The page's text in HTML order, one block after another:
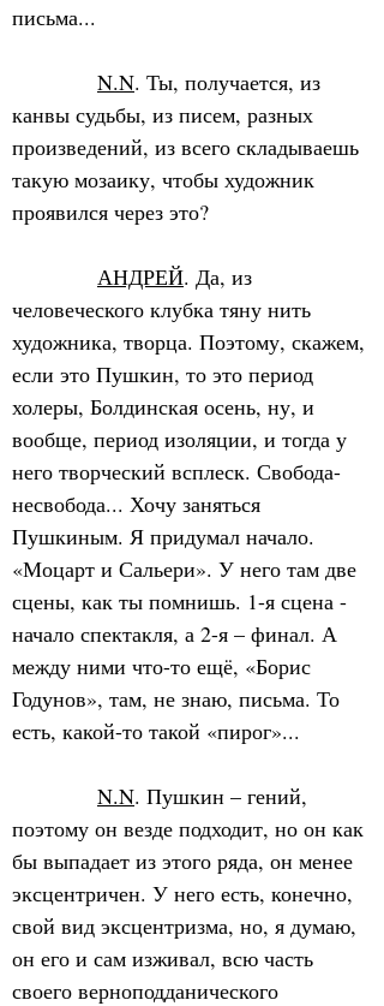
письма...
N.N. Ты, получается, из
канвы судьбы, из писем, разных
произведений, из всего складываешь
такую мозаику, чтобы художник
проявился через это?
АНДРЕЙ. Да, из
человеческого клубка тяну нить
художника, творца. Поэтому, скажем,
если это Пушкин, то это период
холеры, Болдинская осень, ну, и
вообще, период изоляции, и тогда у
него творческий всплеск. Свобода-
несвобода... Хочу заняться
Пушкиным. Я придумал начало.
«Моцарт и Сальери». У него там две
сцены, как ты помнишь. 1-я сцена -
начало спектакля, а 2-я – финал. А
между ними что-то ещё, «Борис
Годунов», там, не знаю, письма. То
есть, какой-то такой «пирог»...
N.N. Пушкин – гений,
поэтому он везде подходит, но он как
бы выпадает из этого ряда, он менее
эксцентричен. У него есть, конечно,
свой вид эксцентризма, но, я думаю,
он его и сам изживал, всю часть
своего верноподданического